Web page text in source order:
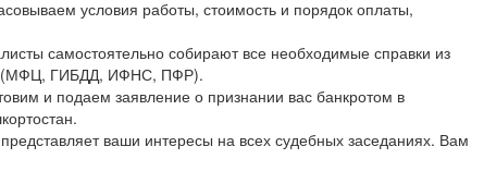
условия работы, стоимость и порядок оплаты,
самостоятельно собирают все необходимые справки из
(МФЦ, ГИБДД, ИФНС, ПФР).
и подаем заявление о признании вас банкротом в
ваши интересы на всех судебных заседаниях. Вам